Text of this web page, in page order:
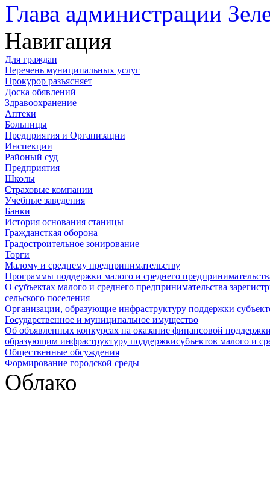
Глава администрации
Навигация
Для граждан
Перечень муниципальных услуг
Прокурор разъясняет
Доска обявлений
Здравоохранение
Аптеки
Больницы
Предприятия и Организации
Инспекции
Районый суд
Предприятия
Школы
Страховые компании
Учебные заведения
Банки
История основания станицы
Граждансткая оборона
Градостроительное зонирование
Торги
Малому и среднему предпринимательству
Программы поддержки малого и среднего
О субъектах малого и среднего предпринимательства
сельского поселения
Организации, образующие инфраструктуру поддержки
Государственное и муниципальное имущество
Об объявленных конкурсах на оказание финансовой
образующим инфраструктуру поддержкисубъектов малого и
Общественные обсуждения
Формирование городской среды
Облако